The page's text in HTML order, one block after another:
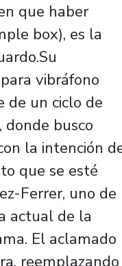
que haber
box), es la
vibráfono
de un ciclo de
donde busco
la intención
que se esté
Ferrer, uno de
actual de la
El aclamado
reemplazando